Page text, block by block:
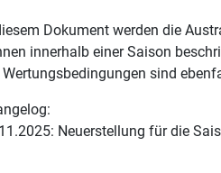
Dokument werden die
innerhalb einer Saison
Wertungsbedingungen sind
Neuerstellung für die